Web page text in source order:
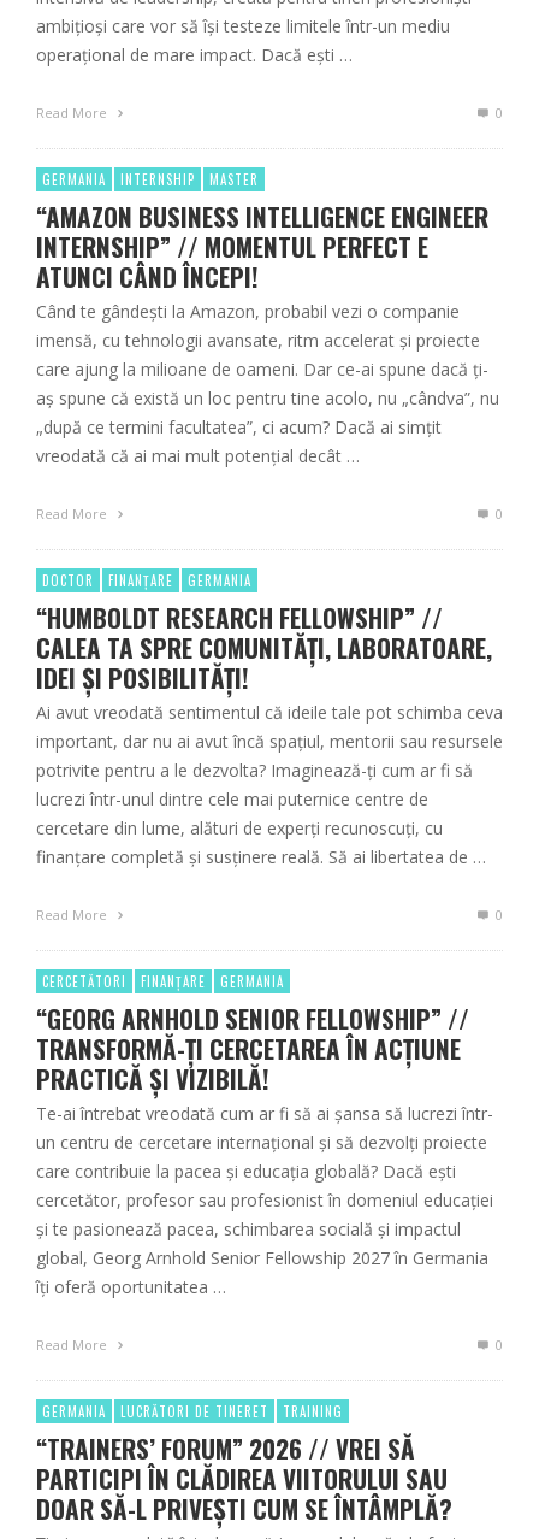
ambițioși care vor să își testeze limitele într-un mediu
operațional de mare impact. Dacă ești …
Read More 0
GERMANIA INTERNSHIP MASTER
“AMAZON BUSINESS INTELLIGENCE ENGINEER
INTERNSHIP” // MOMENTUL PERFECT E
ATUNCI CÂND ÎNCEPI!
Când te gândești la Amazon, probabil vezi o companie
imensă, cu tehnologii avansate, ritm accelerat și proiecte
care ajung la milioane de oameni. Dar ce-ai spune dacă ți-
aș spune că există un loc pentru tine acolo, nu „cândva”, nu
„după ce termini facultatea”, ci acum? Dacă ai simțit
vreodată că ai mai mult potențial decât …
Read More 0
DOCTOR FINANȚARE GERMANIA
“HUMBOLDT RESEARCH FELLOWSHIP” //
CALEA TA SPRE COMUNITĂȚI, LABORATOARE,
IDEI ȘI POSIBILITĂȚI!
Ai avut vreodată sentimentul că ideile tale pot schimba ceva
important, dar nu ai avut încă spațiul, mentorii sau resursele
potrivite pentru a le dezvolta? Imaginează-ți cum ar fi să
lucrezi într-unul dintre cele mai puternice centre de
cercetare din lume, alături de experți recunoscuți, cu
finanțare completă și susținere reală. Să ai libertatea de …
Read More 0
CERCETĂTORI FINANȚARE GERMANIA
“GEORG ARNHOLD SENIOR FELLOWSHIP” //
TRANSFORMĂ-ȚI CERCETAREA ÎN ACȚIUNE
PRACTICĂ ȘI VIZIBILĂ!
Te-ai întrebat vreodată cum ar fi să ai șansa să lucrezi într-
un centru de cercetare internațional și să dezvolți proiecte
care contribuie la pacea și educația globală? Dacă ești
cercetător, profesor sau profesionist în domeniul educației
și te pasionează pacea, schimbarea socială și impactul
global, Georg Arnhold Senior Fellowship 2027 în Germania
îți oferă oportunitatea …
Read More 0
GERMANIA LUCRĂTORI DE TINERET TRAINING
“TRAINERS’ FORUM” 2026 // VREI SĂ
PARTICIPI ÎN CLĂDIREA VIITORULUI SAU
DOAR SĂ-L PRIVEȘTI CUM SE ÎNTÂMPLĂ?